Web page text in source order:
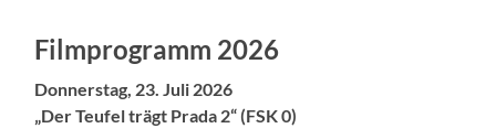
Filmprogramm 2026
Donnerstag, 23. Juli 2026
„Der Teufel trägt Prada 2“ (FSK 0)